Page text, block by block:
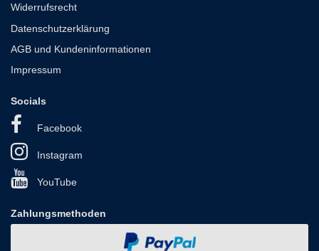
Widerrufsrecht
Datenschutzerklärung
AGB und Kundeninformationen
Impressum
Socials
Facebook
Instagram
YouTube
Zahlungsmethoden